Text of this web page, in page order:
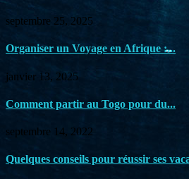
septembre 25, 2025
Organiser un Voyage en Afrique :...
janvier 13, 2025
Comment partir au Togo pour du...
septembre 14, 2022
Quelques conseils pour réussir ses